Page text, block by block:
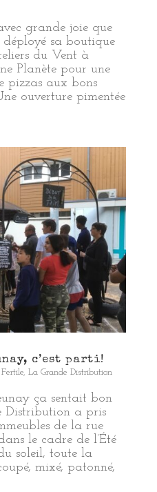
grande joie que
sa boutique
du Vent à
Planète pour une
pizzas aux bons
ouverture pimentée
c’est parti!
, La Grande Distribution
ça sentait bon
Distribution a pris
de la rue
le cadre de l’Été
soleil, toute la
mixé, patonné,